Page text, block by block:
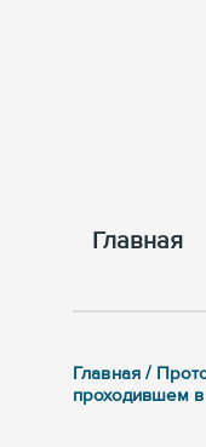
Главная
Главная /
проходившем